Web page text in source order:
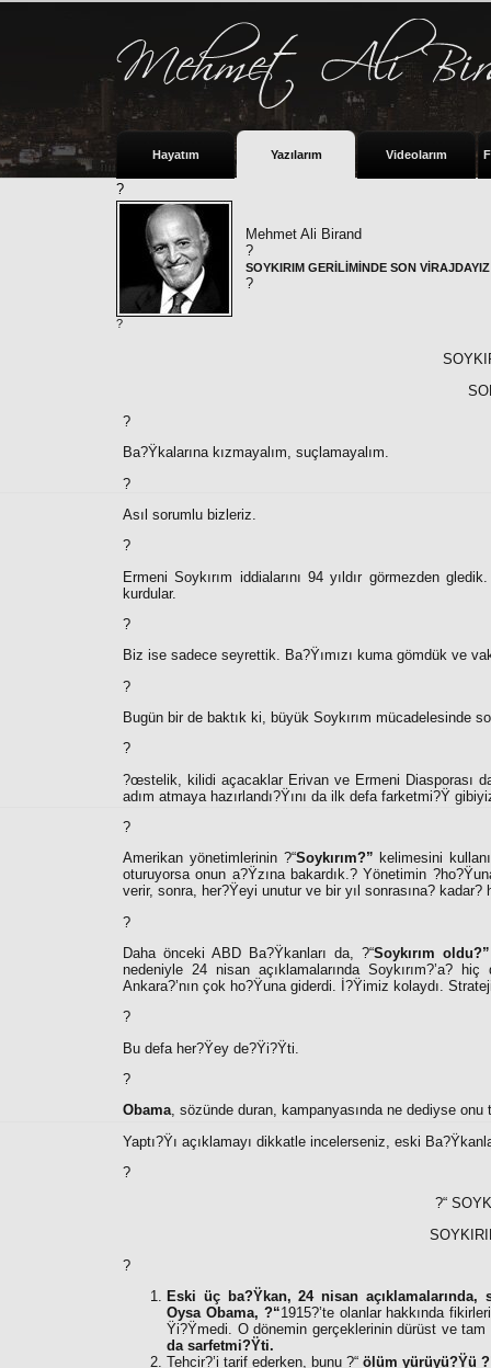
Hayatım Yazılarım Videolarım
?
Mehmet Ali Birand
?
SOYKIRIM GERİLİMİNDE SON VİRAJDAYIZ
?
?
?
Ba?Ÿkalarına kızmayalım, suçlamayalım.
?
Asıl sorumlu bizleriz.
?
Ermeni Soykırım iddialarını 94 yıldır görmezden
kurdular.
?
Biz ise sadece seyrettik. Ba?Ÿımızı kuma gömdük ve
?
Bugün bir de baktık ki, büyük Soykırım mücadelesinde
?
?œstelik, kilidi açacaklar Erivan ve Ermeni Diasporası
adım atmaya hazırlandı?Ÿını da ilk defa farketmi?Ÿ
?
Amerikan yönetimlerinin ?“Soykırım?” kelimesini
oturuyorsa onun a?Ÿzına bakardık.? Yönetimin
verir, sonra, her?Ÿeyi unutur ve bir yıl sonrasına? kadar?
?
Daha önceki ABD Ba?Ÿkanları da, ?“Soykırım oldu?”
nedeniyle 24 nisan açıklamalarında Soykırım?’a?
Ankara?’nın çok ho?Ÿuna giderdi. İ?Ÿimiz kolaydı.
?
Bu defa her?Ÿey de?Ÿi?Ÿti.
?
Obama, sözünde duran, kampanyasında ne dediyse
Yaptı?Ÿı açıklamayı dikkatle incelerseniz, eski
?
?“
?
Eski üç ba?Ÿkan, 24 nisan açıklamalarında,
Oysa Obama, ?“1915?’te olanlar hakkında
Ÿi?Ÿmedi. O dönemin gerçeklerinin dürüst ve
da sarfetmi?Ÿti.
Tehcir?’i tarif ederken, bunu ?“ ölüm yürüyü?Ÿü